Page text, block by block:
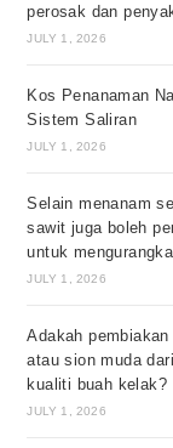
perosak dan
JULY 1, 2026
Kos Penanaman
Sistem Saliran
JULY 1, 2026
Selain menanam
sawit juga boleh
untuk
JULY 1, 2026
Adakah
atau sion muda
kualiti buah kelak?
JULY 1, 2026